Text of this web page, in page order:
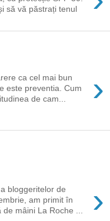
să vă păstrați tenul
›
ca cel mai bun
este preventia. Cum
de cam...
›
bloggeritelor de
am primit în
mâini La Roche ...